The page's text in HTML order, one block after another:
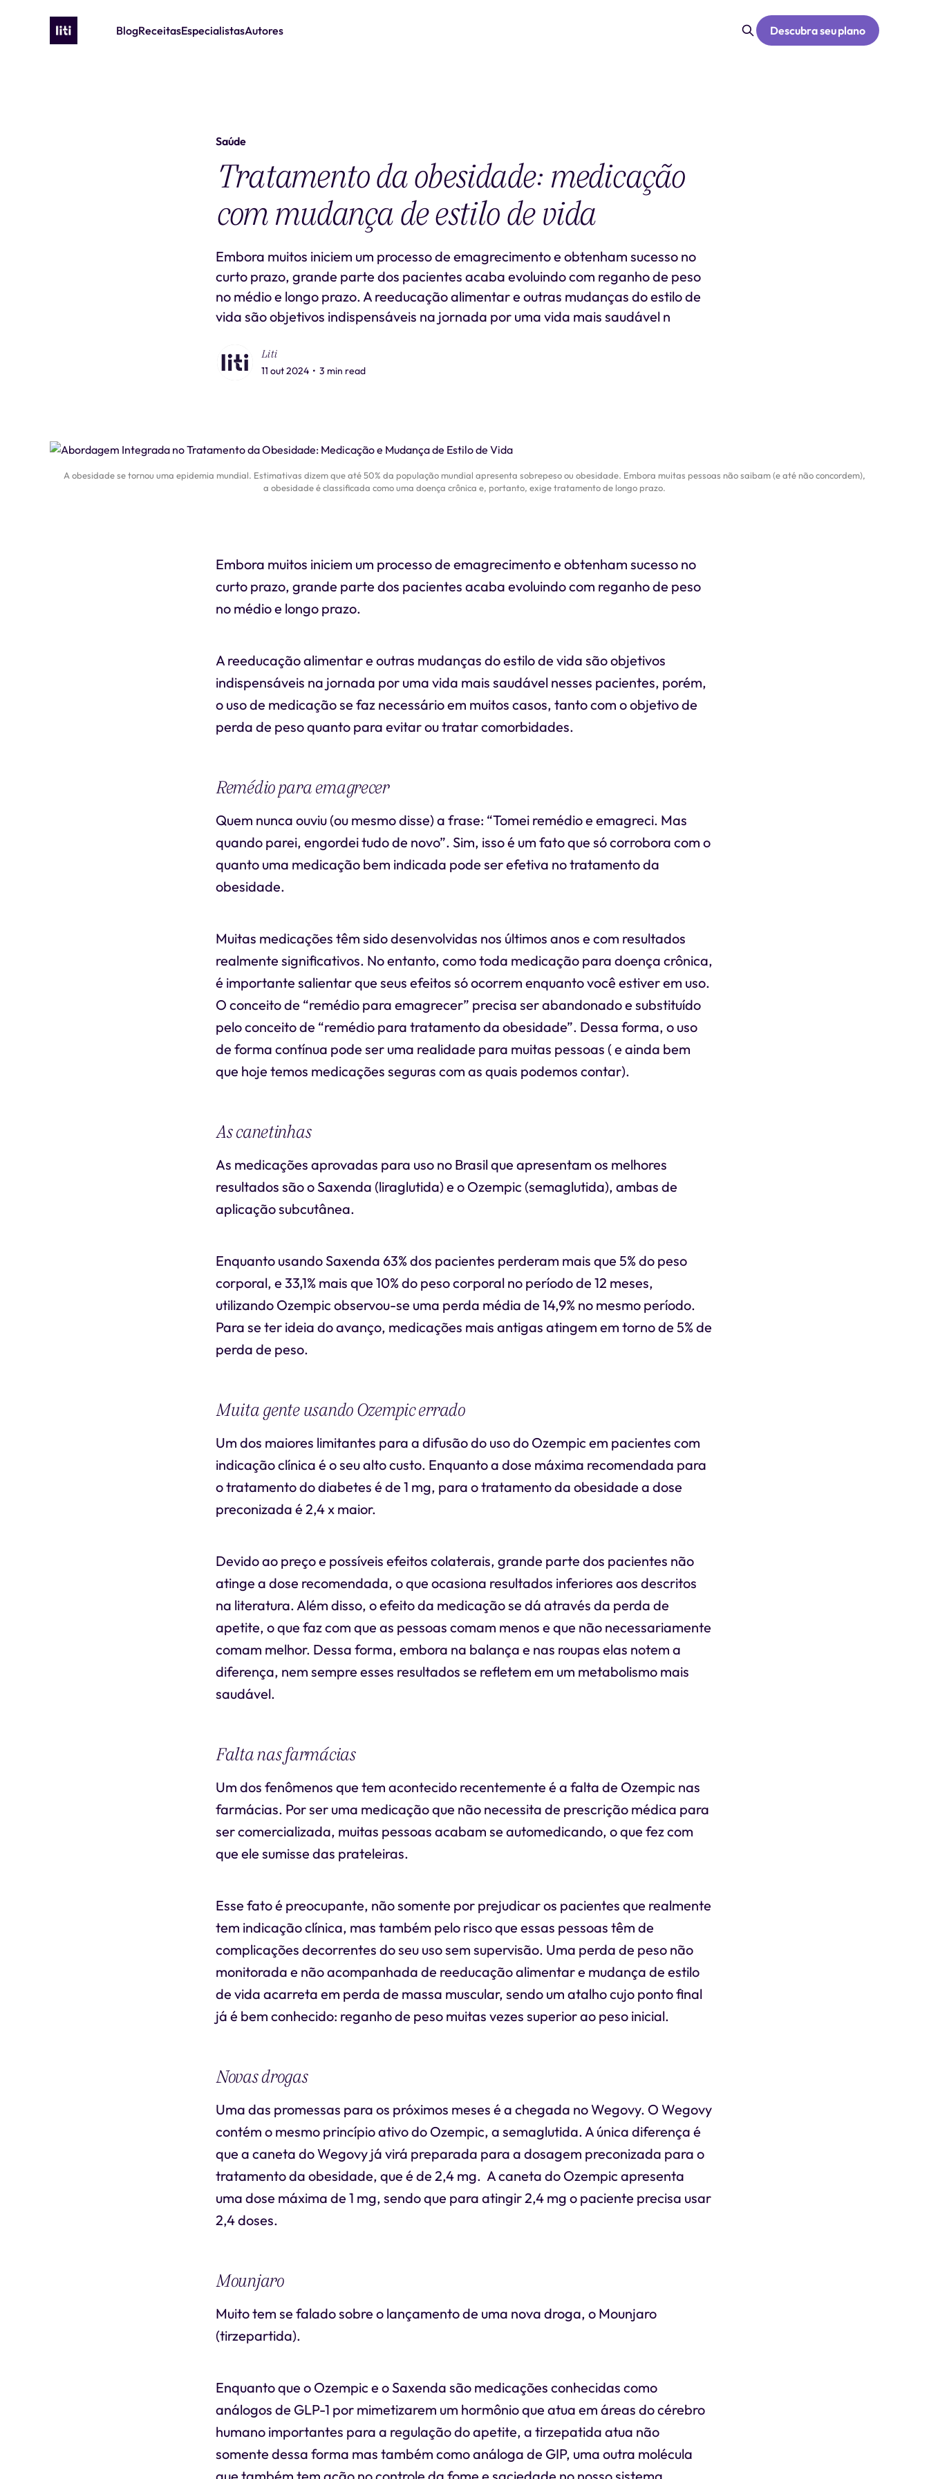
BlogReceitasEspecialistasAutores Descubra seu plano
Saúde
Tratamento da obesidade: medicação
com mudança de estilo de vida
Embora muitos iniciem um processo de emagrecimento e obtenham sucesso no
curto prazo, grande parte dos pacientes acaba evoluindo com reganho de peso
no médio e longo prazo. A reeducação alimentar e outras mudanças do estilo de
vida são objetivos indispensáveis na jornada por uma vida mais saudável n
Liti
11 out 2024 • 3 min read
A obesidade se tornou uma epidemia mundial. Estimativas dizem que até 50% da população mundial apresenta sobrepeso ou obesidade. Embora muitas pessoas não saibam (e até não concordem),
a obesidade é classificada como uma doença crônica e, portanto, exige tratamento de longo prazo.
Embora muitos iniciem um processo de emagrecimento e obtenham sucesso no
curto prazo, grande parte dos pacientes acaba evoluindo com reganho de peso
no médio e longo prazo.
A reeducação alimentar e outras mudanças do estilo de vida são objetivos
indispensáveis na jornada por uma vida mais saudável nesses pacientes, porém,
o uso de medicação se faz necessário em muitos casos, tanto com o objetivo de
perda de peso quanto para evitar ou tratar comorbidades.
Remédio para emagrecer
Quem nunca ouviu (ou mesmo disse) a frase: “Tomei remédio e emagreci. Mas
quando parei, engordei tudo de novo”. Sim, isso é um fato que só corrobora com o
quanto uma medicação bem indicada pode ser efetiva no tratamento da
obesidade.
Muitas medicações têm sido desenvolvidas nos últimos anos e com resultados
realmente significativos. No entanto, como toda medicação para doença crônica,
é importante salientar que seus efeitos só ocorrem enquanto você estiver em uso.
O conceito de “remédio para emagrecer” precisa ser abandonado e substituído
pelo conceito de “remédio para tratamento da obesidade”. Dessa forma, o uso
de forma contínua pode ser uma realidade para muitas pessoas ( e ainda bem
que hoje temos medicações seguras com as quais podemos contar).
As canetinhas
As medicações aprovadas para uso no Brasil que apresentam os melhores
resultados são o Saxenda (liraglutida) e o Ozempic (semaglutida), ambas de
aplicação subcutânea.
Enquanto usando Saxenda 63% dos pacientes perderam mais que 5% do peso
corporal, e 33,1% mais que 10% do peso corporal no período de 12 meses,
utilizando Ozempic observou-se uma perda média de 14,9% no mesmo período.
Para se ter ideia do avanço, medicações mais antigas atingem em torno de 5% de
perda de peso.
Muita gente usando Ozempic errado
Um dos maiores limitantes para a difusão do uso do Ozempic em pacientes com
indicação clínica é o seu alto custo. Enquanto a dose máxima recomendada para
o tratamento do diabetes é de 1 mg, para o tratamento da obesidade a dose
preconizada é 2,4 x maior.
Devido ao preço e possíveis efeitos colaterais, grande parte dos pacientes não
atinge a dose recomendada, o que ocasiona resultados inferiores aos descritos
na literatura. Além disso, o efeito da medicação se dá através da perda de
apetite, o que faz com que as pessoas comam menos e que não necessariamente
comam melhor. Dessa forma, embora na balança e nas roupas elas notem a
diferença, nem sempre esses resultados se refletem em um metabolismo mais
saudável.
Falta nas farmácias
Um dos fenômenos que tem acontecido recentemente é a falta de Ozempic nas
farmácias. Por ser uma medicação que não necessita de prescrição médica para
ser comercializada, muitas pessoas acabam se automedicando, o que fez com
que ele sumisse das prateleiras.
Esse fato é preocupante, não somente por prejudicar os pacientes que realmente
tem indicação clínica, mas também pelo risco que essas pessoas têm de
complicações decorrentes do seu uso sem supervisão. Uma perda de peso não
monitorada e não acompanhada de reeducação alimentar e mudança de estilo
de vida acarreta em perda de massa muscular, sendo um atalho cujo ponto final
já é bem conhecido: reganho de peso muitas vezes superior ao peso inicial.
Novas drogas
Uma das promessas para os próximos meses é a chegada no Wegovy. O Wegovy
contém o mesmo princípio ativo do Ozempic, a semaglutida. A única diferença é
que a caneta do Wegovy já virá preparada para a dosagem preconizada para o
tratamento da obesidade, que é de 2,4 mg. A caneta do Ozempic apresenta
uma dose máxima de 1 mg, sendo que para atingir 2,4 mg o paciente precisa usar
2,4 doses.
Mounjaro
Muito tem se falado sobre o lançamento de uma nova droga, o Mounjaro
(tirzepartida).
Enquanto que o Ozempic e o Saxenda são medicações conhecidas como
análogos de GLP-1 por mimetizarem um hormônio que atua em áreas do cérebro
humano importantes para a regulação do apetite, a tirzepatida atua não
somente dessa forma mas também como análoga de GIP, uma outra molécula